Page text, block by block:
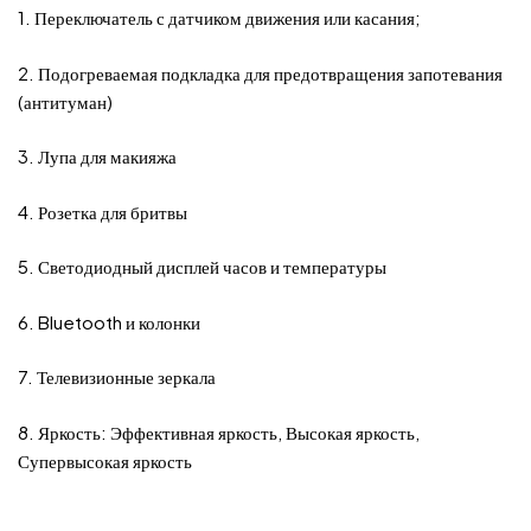
1. Переключатель с датчиком движения или касания;
2. Подогреваемая подкладка для предотвращения запотевания
(антитуман)
3. Лупа для макияжа
4. Розетка для бритвы
5. Светодиодный дисплей часов и температуры
6. Bluetooth и колонки
7. Телевизионные зеркала
8. Яркость: Эффективная яркость, Высокая яркость,
Супервысокая яркость